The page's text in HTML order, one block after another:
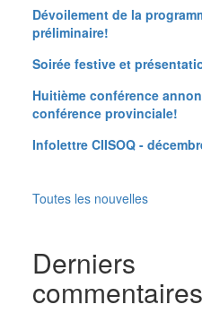
Dévoilement de la
préliminaire!
Soirée festive et
Huitième conférence
conférence provinciale!
Infolettre CIISOQ -
Toutes les nouvelles
Derniers
commentaires